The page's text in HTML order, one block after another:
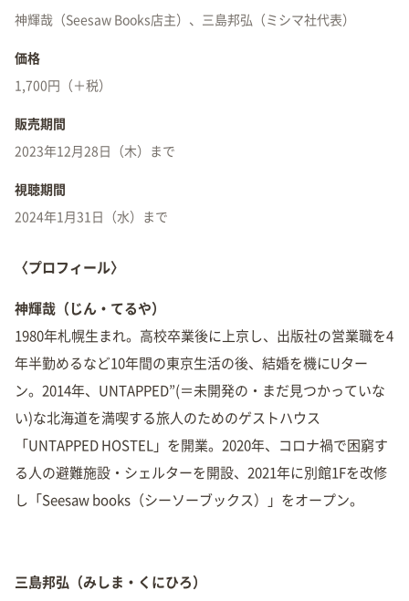
神輝哉（Seesaw Books店主）、三島邦弘（ミシマ社代表）
価格
1,700円（＋税）
販売期間
2023年12月28日（木）まで
視聴期間
2024年1月31日（水）まで
〈プロフィール〉
神輝哉（じん・てるや）
1980年札幌生まれ。高校卒業後に上京し、出版社の営業職を4
年半勤めるなど10年間の東京生活の後、結婚を機にUター
ン。2014年、UNTAPPED”(＝未開発の・まだ見つかっていな
い)な北海道を満喫する旅人のためのゲストハウス
「UNTAPPED HOSTEL」を開業。2020年、コロナ禍で困窮す
る人の避難施設・シェルターを開設、2021年に別館1Fを改修
し「Seesaw books（シーソーブックス）」をオープン。
三島邦弘（みしま・くにひろ）